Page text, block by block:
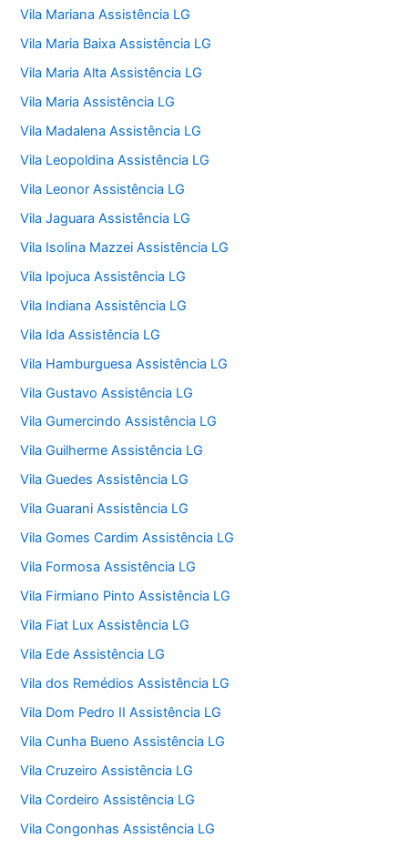
Vila Mariana Assistência LG
Vila Maria Baixa Assistência LG
Vila Maria Alta Assistência LG
Vila Maria Assistência LG
Vila Madalena Assistência LG
Vila Leopoldina Assistência LG
Vila Leonor Assistência LG
Vila Jaguara Assistência LG
Vila Isolina Mazzei Assistência LG
Vila Ipojuca Assistência LG
Vila Indiana Assistência LG
Vila Ida Assistência LG
Vila Hamburguesa Assistência LG
Vila Gustavo Assistência LG
Vila Gumercindo Assistência LG
Vila Guilherme Assistência LG
Vila Guedes Assistência LG
Vila Guarani Assistência LG
Vila Gomes Cardim Assistência LG
Vila Formosa Assistência LG
Vila Firmiano Pinto Assistência LG
Vila Fiat Lux Assistência LG
Vila Ede Assistência LG
Vila dos Remédios Assistência LG
Vila Dom Pedro II Assistência LG
Vila Cunha Bueno Assistência LG
Vila Cruzeiro Assistência LG
Vila Cordeiro Assistência LG
Vila Congonhas Assistência LG